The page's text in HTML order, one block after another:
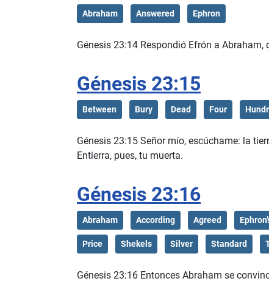
Abraham Answered Ephron
Génesis 23:14 Respondió Efrón a Abraham,
Génesis 23:15
Between Bury Dead Four
Génesis 23:15 Señor mío, escúchame: la
Entierra, pues, tu muerta.
Génesis 23:16
Abraham According Agreed
Price Shekels Silver Standard
Génesis 23:16 Entonces Abraham se